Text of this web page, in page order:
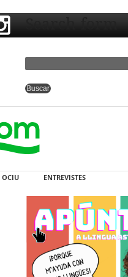
Search form
OCIU ENTREVISTES